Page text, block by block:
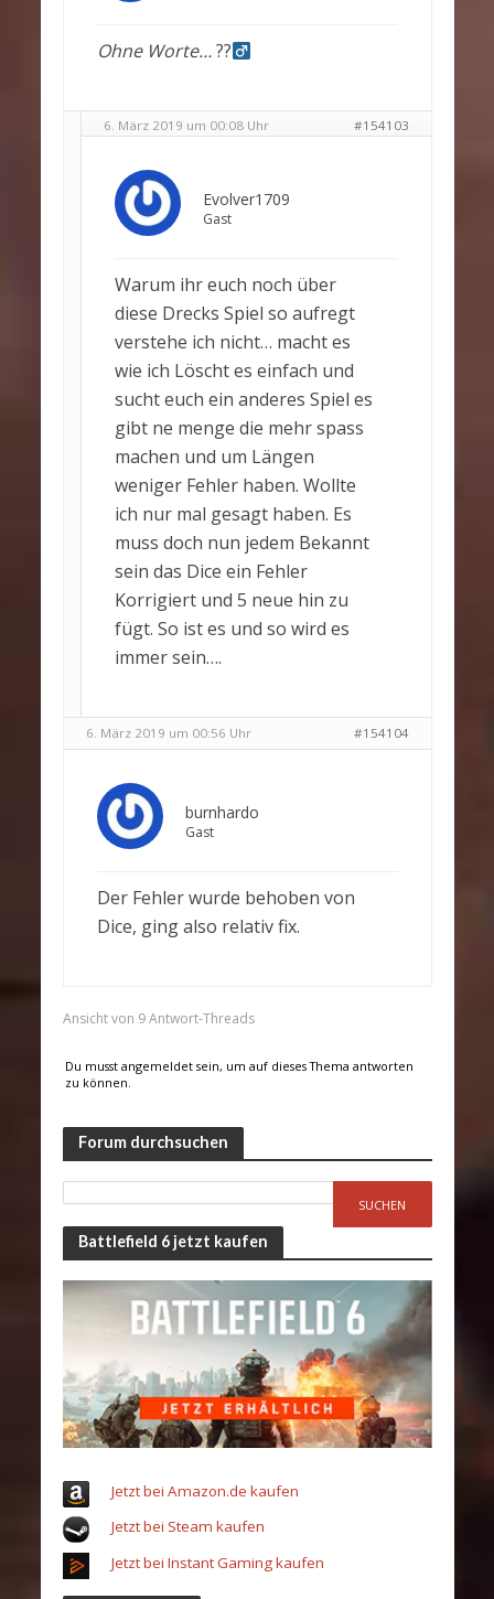
Ohne Worte…??‍
6. März 2019 um 00:08 Uhr #154103
Evolver1709
Gast
Warum ihr euch noch über
diese Drecks Spiel so aufregt
verstehe ich nicht… macht es
wie ich Löscht es einfach und
sucht euch ein anderes Spiel es
gibt ne menge die mehr spass
machen und um Längen
weniger Fehler haben. Wollte
ich nur mal gesagt haben. Es
muss doch nun jedem Bekannt
sein das Dice ein Fehler
Korrigiert und 5 neue hin zu
fügt. So ist es und so wird es
immer sein….
6. März 2019 um 00:56 Uhr #154104
burnhardo
Gast
Der Fehler wurde behoben von
Dice, ging also relativ fix.
Ansicht von 9 Antwort-Threads
Du musst angemeldet sein, um auf dieses Thema antworten
zu können.
Forum durchsuchen
Battlefield 6 jetzt kaufen
Jetzt bei Amazon.de kaufen
Jetzt bei Steam kaufen
Jetzt bei Instant Gaming kaufen